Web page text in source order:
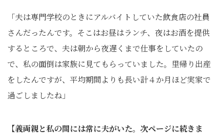
「夫は専門学校のときにアルバイトしていた飲食店の社員
さんだったんです。そこはお昼はランチ、夜はお酒を提供
するところで、夫は朝から夜遅くまで仕事をしていたの
で、私の面倒は家族に見てもらっていました。里帰り出産
をしたんですが、平均期間よりも長い計４か月ほど実家で
過ごしましたね」
【義両親と私の間には常に夫がいた。次ページに続きま